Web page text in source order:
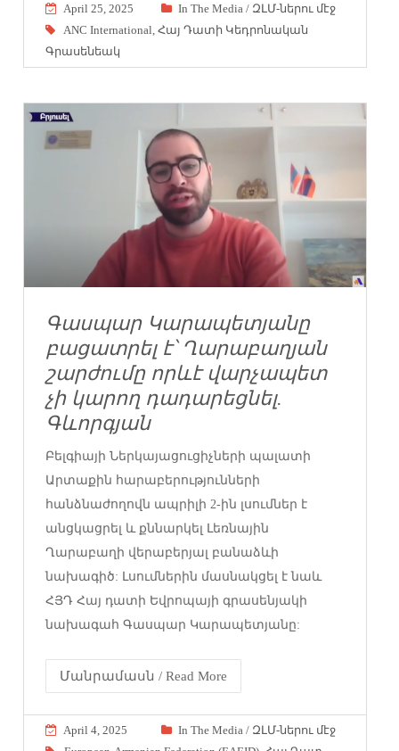
April 25, 2025
In The Media / ԶԼՄ-ներու մէջ
ANC International ,Հայ Դատի Կեդրոնական
Գրասենեակ
Գասպար Կարապետյանը
բացատրել է՝ Ղարաբաղյան
շարժումը որևէ վարչապետ
չի կարող դադարեցնել.
Գևորգյան
Բելգիայի Ներկայացուցիչների պալատի
Արտաքին հարաբերությունների
հանձնաժողովն ապրիլի 2-ին լսումներ է
անցկացրել և քննարկել Լեռնային
Ղարաբաղի վերաբերյալ բանաձևի
նախագիծ: Լսումներին մասնակցել է նաև
ՀՅԴ Հայ դատի Եվրոպայի գրասենյակի
նախագահ Գասպար Կարապետյանը:
Մանրամասն / Read More
April 4, 2025
In The Media / ԶԼՄ-ներու մէջ